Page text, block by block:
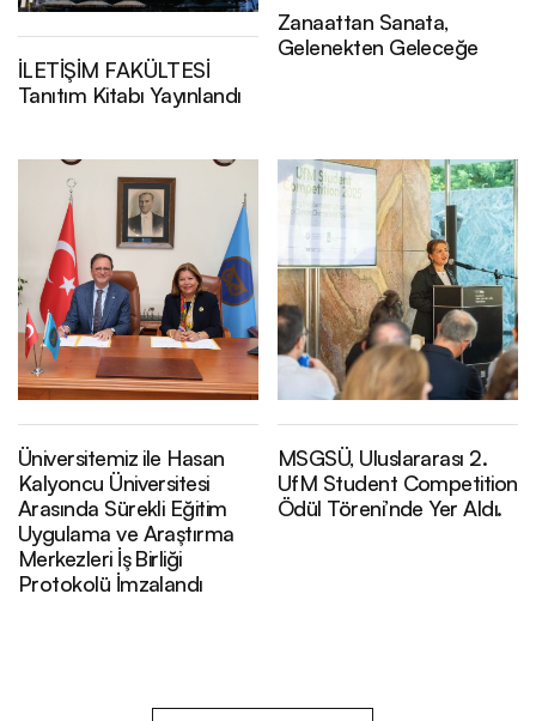
İLETİŞİM FAKÜLTESİ
Tanıtım Kitabı Yayınlandı
Zanaattan Sanata,
Gelenekten Geleceğe
Üniversitemiz ile Hasan
Kalyoncu Üniversitesi
Arasında Sürekli Eğitim
Uygulama ve Araştırma
Merkezleri İş Birliği
Protokolü İmzalandı
MSGSÜ, Uluslararası 2.
UfM Student Competition
Ödül Töreni’nde Yer Aldı.